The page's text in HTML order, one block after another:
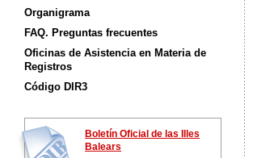
Organigrama
FAQ. Preguntas frecuentes
Oficinas de Asistencia en Materia de
Registros
Código DIR3
Boletín Oficial de las Illes
Balears